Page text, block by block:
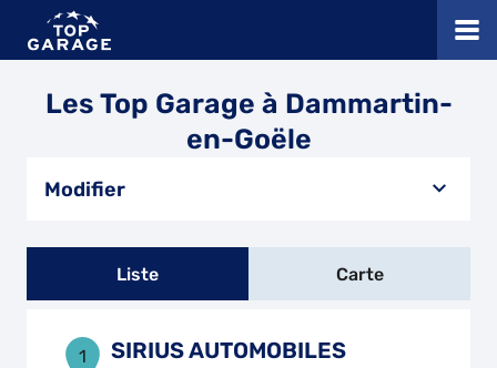
Les Top Garage à Dammartin-
en-Goële
Modifier
Liste Carte
1 SIRIUS AUTOMOBILES